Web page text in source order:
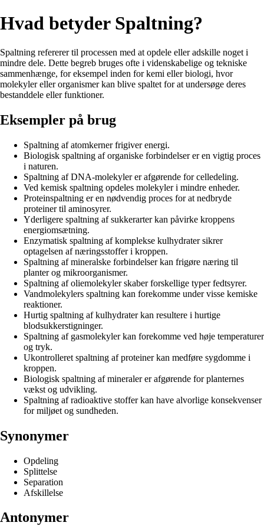
Hvad betyder Spaltning?
Spaltning refererer til processen med at opdele eller adskille noget i
mindre dele. Dette begreb bruges ofte i videnskabelige og tekniske
sammenhænge, for eksempel inden for kemi eller biologi, hvor
molekyler eller organismer kan blive spaltet for at undersøge deres
bestanddele eller funktioner.
Eksempler på brug
Spaltning af atomkerner frigiver energi.
Biologisk spaltning af organiske forbindelser er en vigtig proces
i naturen.
Spaltning af DNA-molekyler er afgørende for celledeling.
Ved kemisk spaltning opdeles molekyler i mindre enheder.
Proteinspaltning er en nødvendig proces for at nedbryde
proteiner til aminosyrer.
Yderligere spaltning af sukkerarter kan påvirke kroppens
energiomsætning.
Enzymatisk spaltning af komplekse kulhydrater sikrer
optagelsen af næringsstoffer i kroppen.
Spaltning af mineralske forbindelser kan frigøre næring til
planter og mikroorganismer.
Spaltning af oliemolekyler skaber forskellige typer fedtsyrer.
Vandmolekylers spaltning kan forekomme under visse kemiske
reaktioner.
Hurtig spaltning af kulhydrater kan resultere i hurtige
blodsukkerstigninger.
Spaltning af gasmolekyler kan forekomme ved høje temperaturer
og tryk.
Ukontrolleret spaltning af proteiner kan medføre sygdomme i
kroppen.
Biologisk spaltning af mineraler er afgørende for planternes
vækst og udvikling.
Spaltning af radioaktive stoffer kan have alvorlige konsekvenser
for miljøet og sundheden.
Synonymer
Opdeling
Splittelse
Separation
Afskillelse
Antonymer